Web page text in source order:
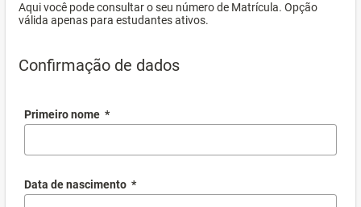
Aqui você pode consultar o seu número de Matrícula. Opção
válida apenas para estudantes ativos.
Confirmação de dados
Primeiro nome *
Data de nascimento *